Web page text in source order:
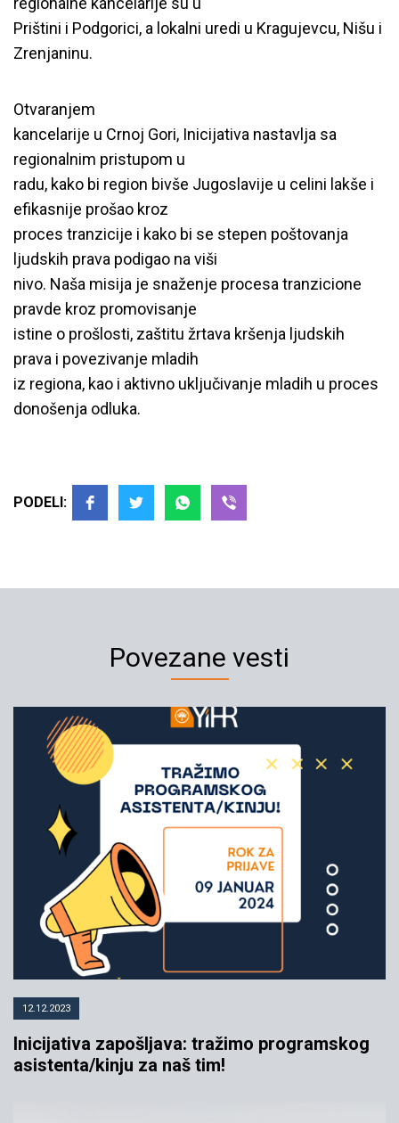
Prištini i Podgorici, a lokalni uredi u Kragujevcu, Nišu i
Zrenjaninu.
Otvaranjem
kancelarije u Crnoj Gori, Inicijativa nastavlja sa
regionalnim pristupom u
radu, kako bi region bivše Jugoslavije u celini lakše i
efikasnije prošao kroz
proces tranzicije i kako bi se stepen poštovanja
ljudskih prava podigao na viši
nivo. Naša misija je snaženje procesa tranzicione
pravde kroz promovisanje
istine o prošlosti, zaštitu žrtava kršenja ljudskih
prava i povezivanje mladih
iz regiona, kao i aktivno uključivanje mladih u proces
donošenja odluka.
PODELI:
Povezane vesti
12.12.2023
Inicijativa zapošljava: tražimo programskog
asistenta/kinju za naš tim!